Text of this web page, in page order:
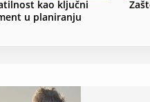
kao ključni
u planiranju